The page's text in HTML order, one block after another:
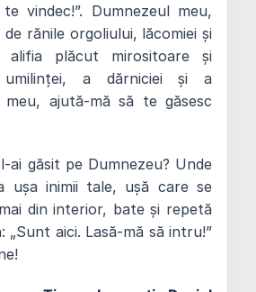
vindec!”. Dumnezeul meu,
rănile orgoliului, lăcomiei și
alifia plăcut mirositoare și
umilinței, a dărniciei și a
meu, ajută-mă să te găsesc
ai găsit pe Dumnezeu? Unde
ușa inimii tale, ușă care se
din interior, bate și repetă
aici. Lasă-mă să intru!”